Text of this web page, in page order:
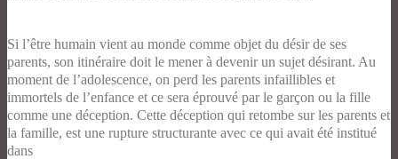
Si l’être humain vient au monde comme objet du désir de ses
parents, son itinéraire doit le mener à devenir un sujet désirant. Au
moment de l’adolescence, on perd les parents infaillibles et
immortels de l’enfance et ce sera éprouvé par le garçon ou la fille
comme une déception. Cette déception qui retombe sur les parents et
la famille, est une rupture structurante avec ce qui avait été institué
dans